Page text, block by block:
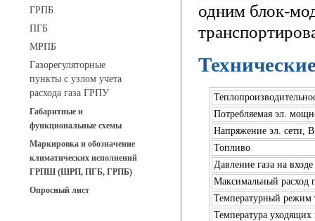
ГРПБ
ПГБ
МРПБ
Газорегуляторные
пункты с узлом учета
расхода газа ГРПУ
Габаритные и
функциональные схемы
Маркировка и обозначение
климатических исполнений
ГРПШ (ШРП, ПГБ, ГРПБ)
Опросный лист
одним блок-
Потребляемая эл.
Напряжение эл. сети, В
Топливо
Давление газа на
Максимальный расход
Температурный режим
Температура уходящих